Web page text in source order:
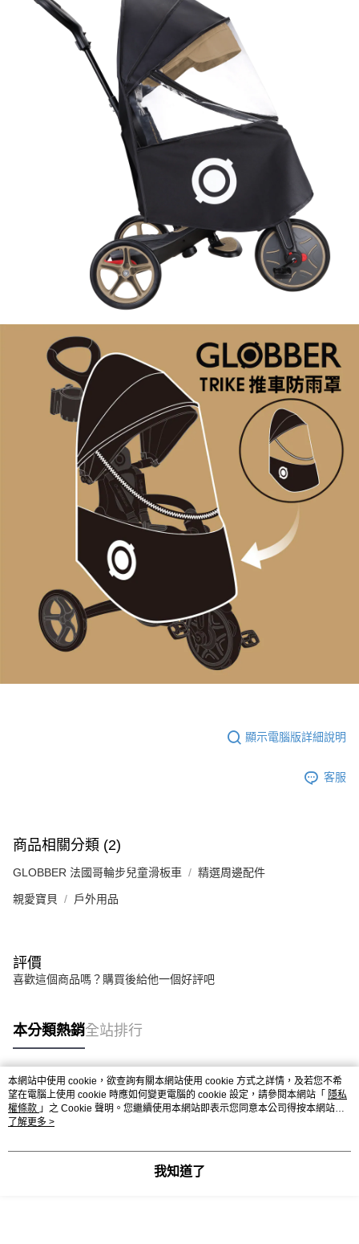
顯示電腦版詳細說明
客服
商品相關分類 (2)
GLOBBER 法國哥輪步兒童滑板車 精選周邊配件
親愛寶貝 戶外用品
評價
喜歡這個商品嗎？購買後給他一個好評吧
本分類熱銷全站排行
熱門標籤
本網站中使用 cookie，欲查詢有關本網站使用 cookie 方式之詳情，及若您不希
望在電腦上使用 cookie 時應如何變更電腦的 cookie 設定，請參閱本網站「 隱私
權條款 」之 Cookie 聲明。您繼續使用本網站即表示您同意本公司得按本網站使
用條款之 Cookie 聲明使用 cookie。
了解更多 >
我知道了